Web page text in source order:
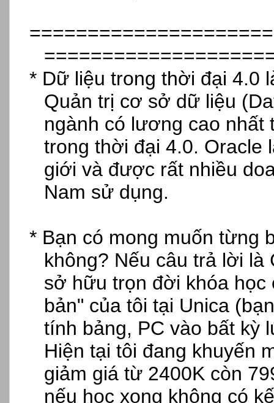
* Dữ liệu trong thời đại 4.0 l
Quản trị cơ sở dữ liệu
ngành có lương cao nhất
trong thời đại 4.0. Oracle l
giới và được rất nhiều
Nam sử dụng.
* Bạn có mong muốn từng
không? Nếu câu trả lời là
sở hữu trọn đời khóa học
bản" của tôi tại Unica
tính bảng, PC vào bất kỳ l
Hiện tại tôi đang khuyến
giảm giá từ 2400K còn
nếu học xong không có k